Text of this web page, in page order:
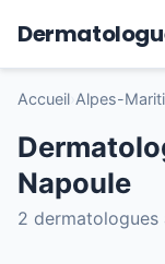
Accueil Alpes-
Napoule
2 dermatologues